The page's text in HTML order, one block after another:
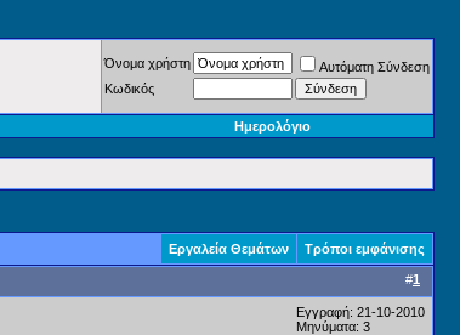
Όνομα χρήστη
Αυτόματη Σύνδεση
Κωδικός
Ημερολόγιο
Εργαλεία Θεμάτων Τρόποι εμφάνισης
#1
Εγγραφή: 21-10-2010
Μηνύματα: 3